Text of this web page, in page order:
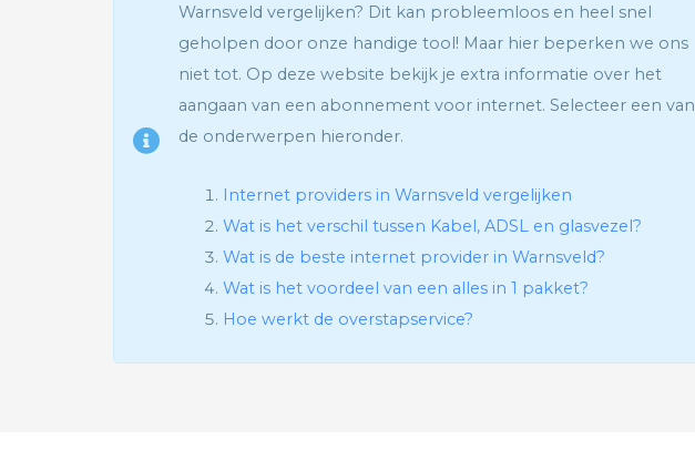
I
n
e
r
i
Warnsveld vergelijken? Dit kan probleemloos en heel snel
geholpen door onze handige tool! Maar hier beperken we ons
niet tot. Op deze website bekijk je extra informatie over het
aangaan van een abonnement voor internet. Selecteer een van
de onderwerpen hieronder.
Internet providers in Warnsveld vergelijken
Wat is het verschil tussen Kabel, ADSL en glasvezel?
Wat is de beste internet provider in Warnsveld?
Wat is het voordeel van een alles in 1 pakket?
Hoe werkt de overstapservice?